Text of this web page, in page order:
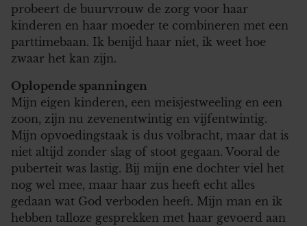
probeert de buurvrouw de zorg voor haar
kinderen en haar moeder te combineren met een
parttimebaan. Ik benijd haar niet, ik weet hoe
zwaar het kan zijn.
Oplopende spanningen
Mijn eigen kinderen, een meisjestweeling en een
zoon, zijn nu zevenentwintig en vijfentwintig.
Mijn opvoedingstaak is dus volbracht, maar dat is
niet altijd zonder slag of stoot gegaan. Vooral de
puberteit was lastig. Bij mijn ene dochter viel het
nog wel mee, maar haar zus heeft echt alles
gedaan wat God verboden heeft. Mijn man en ik
hebben talloze gesprekken met haar gevoerd aan